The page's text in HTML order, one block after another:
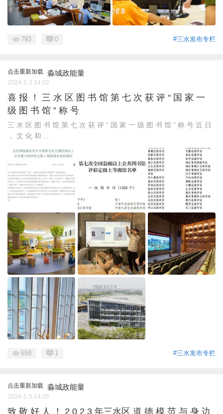
#三水发布专栏
793 0
点击重新加载 淼城政能量
2024-1-3 14:02
喜 报 ！ 三 水 区 图 书 馆 第 七 次 获 评 “ 国 家 一
级 图 书 馆 ” 称 号
三 水 区 图 书 馆 第 七 次 获 评 “ 国 家 一 级 图 书 馆 ” 称 号 近 日
， 文 化 和 ...
#三水发布专栏
659 1
点击重新加载 淼城政能量
2024-1-5 14:35
致 敬 好 人 ！ 2 0 2 3 年三水区 道 德 模 范 与 身 边